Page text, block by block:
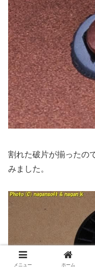
割れた破片が揃ったの
みました。
メニュー ホーム